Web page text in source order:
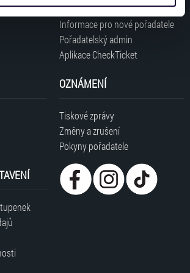
toho, že používáte jejich služby. Jaké
naleznete níže. Možnosti
zaškrtnutím příslušné varianty. Svoji
změnit v zápatí stránky v záložce
Informace pro nové pořadatele
Pořadatelský admin
Aplikace CheckTicket
OZNÁMENÍ
Tiskové zprávy
Změny a zrušení
Pokyny pořadatele